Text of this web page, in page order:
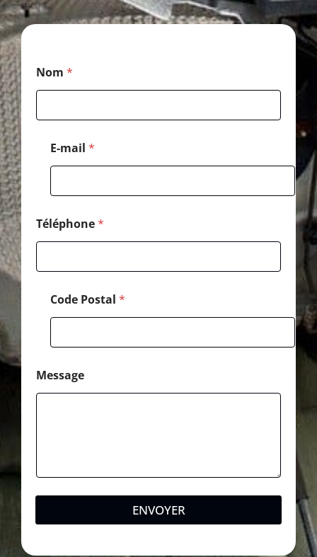
Nom *
E-mail *
Téléphone*
Code Postal *
m
*
Message
ENVOYER